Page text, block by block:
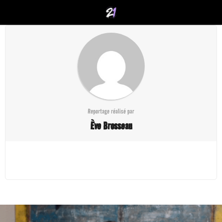
Reportage réalisé par
Ève Brosseau